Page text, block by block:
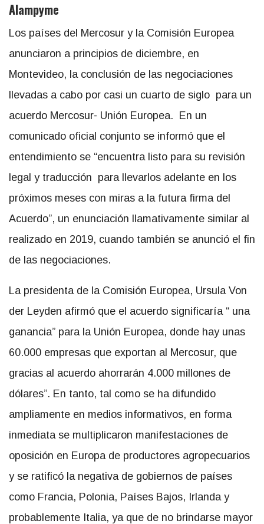
Alampyme
Los países del Mercosur y la Comisión Europea
anunciaron a principios de diciembre, en
Montevideo, la conclusión de las negociaciones
llevadas a cabo por casi un cuarto de siglo para un
acuerdo Mercosur- Unión Europea. En un
comunicado oficial conjunto se informó que el
entendimiento se “encuentra listo para su revisión
legal y traducción para llevarlos adelante en los
próximos meses con miras a la futura firma del
Acuerdo”, un enunciación llamativamente similar al
realizado en 2019, cuando también se anunció el fin
de las negociaciones.
La presidenta de la Comisión Europea, Ursula Von
der Leyden afirmó que el acuerdo significaría “ una
ganancia” para la Unión Europea, donde hay unas
60.000 empresas que exportan al Mercosur, que
gracias al acuerdo ahorrarán 4.000 millones de
dólares”. En tanto, tal como se ha difundido
ampliamente en medios informativos, en forma
inmediata se multiplicaron manifestaciones de
oposición en Europa de productores agropecuarios
y se ratificó la negativa de gobiernos de países
como Francia, Polonia, Países Bajos, Irlanda y
probablemente Italia, ya que de no brindarse mayor